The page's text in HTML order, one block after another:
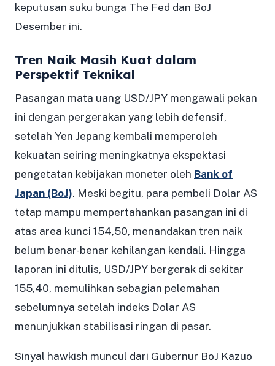
keputusan suku bunga The Fed dan BoJ
Desember ini.
Tren Naik Masih Kuat dalam
Perspektif Teknikal
Pasangan mata uang USD/JPY mengawali pekan
ini dengan pergerakan yang lebih defensif,
setelah Yen Jepang kembali memperoleh
kekuatan seiring meningkatnya ekspektasi
pengetatan kebijakan moneter oleh Bank of
Japan (BoJ). Meski begitu, para pembeli Dolar AS
tetap mampu mempertahankan pasangan ini di
atas area kunci 154,50, menandakan tren naik
belum benar-benar kehilangan kendali. Hingga
laporan ini ditulis, USD/JPY bergerak di sekitar
155,40, memulihkan sebagian pelemahan
sebelumnya setelah indeks Dolar AS
menunjukkan stabilisasi ringan di pasar.
Sinyal hawkish muncul dari Gubernur BoJ Kazuo